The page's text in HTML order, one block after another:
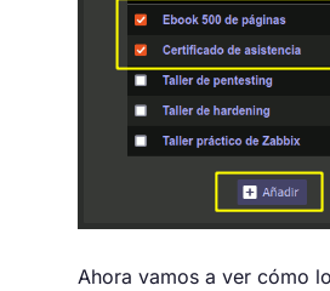
Ahora vamos a ver cómo